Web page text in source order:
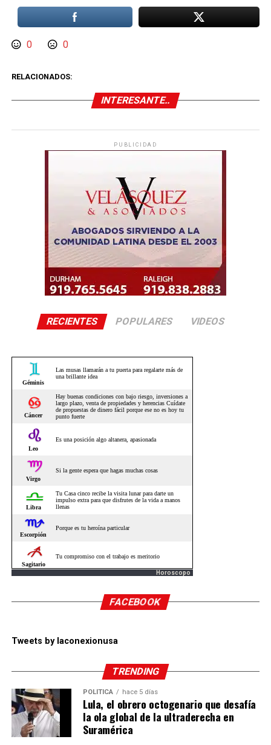
0 0
RELACIONADOS:
INTERESANTE..
PUBLICIDAD
RECIENTES POPULARES VIDEOS
Horoscopo
FACEBOOK
Tweets by laconexionusa
TRENDING
POLÍTICA hace 5 días
Lula, el obrero octogenario que desafía
la ola global de la ultraderecha en
Suramérica